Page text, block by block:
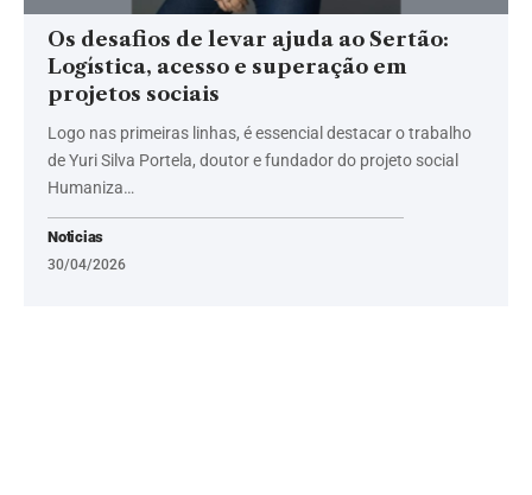
Os desafios de levar ajuda ao Sertão:
Logística, acesso e superação em
projetos sociais
Logo nas primeiras linhas, é essencial destacar o trabalho
de Yuri Silva Portela, doutor e fundador do projeto social
Humaniza…
Noticias
30/04/2026